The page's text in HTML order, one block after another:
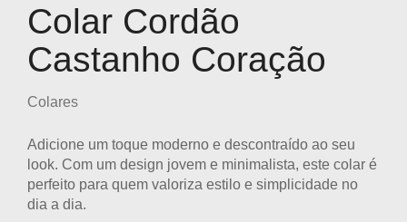
Colar Cordão
Castanho Coração
Colares
Adicione um toque moderno e descontraído ao seu
look. Com um design jovem e minimalista, este colar é
perfeito para quem valoriza estilo e simplicidade no
dia a dia.